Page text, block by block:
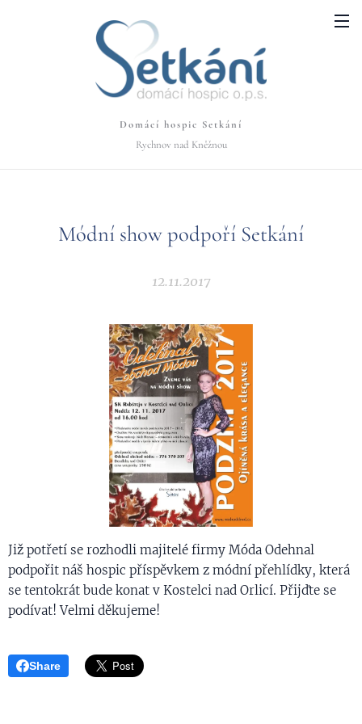
Domácí hospic Setkání
Rychnov nad Kněžnou
Módní show podpoří Setkání
12.11.2017
Již potřetí se rozhodli majitelé firmy Móda Odehnal
podpořit náš hospic příspěvkem z módní přehlídky, která
se tentokrát bude konat v Kostelci nad Orlicí. Přijďte se
podívat! Velmi děkujeme!
Share